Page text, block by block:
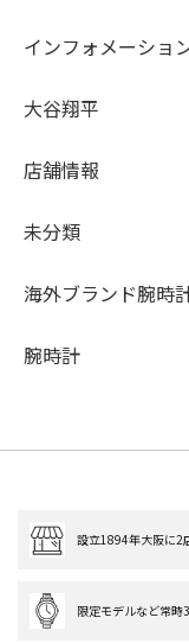
インフォメーショ
大谷翔平
店舗情報
未分類
海外ブランド腕時
腕時計
設立1894年大阪に2
限定モデルなど常時